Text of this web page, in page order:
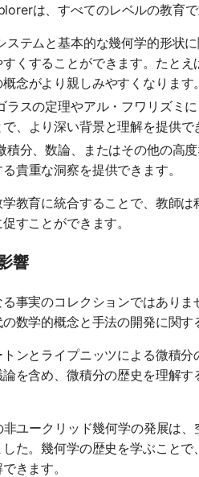
は、すべてのレベルの教育で
ステムと基本的な幾何学的形状
くすることができます。たと
念がより親しみやすくなります。
ラスの定理やアル・フワリズミ
、より深い背景と理解を提供で
積分、数論、またはその他の高
貴重な洞察を提供できます。
教育に統合することで、教師
すことができます。
響
事実のコレクションではあり
数学的概念と手法の開発に関す
ンとライプニッツによる微積
を含め、微積分の歴史を理解
ユークリッド幾何学の発展は
た。幾何学の歴史を学ぶこと
きます。